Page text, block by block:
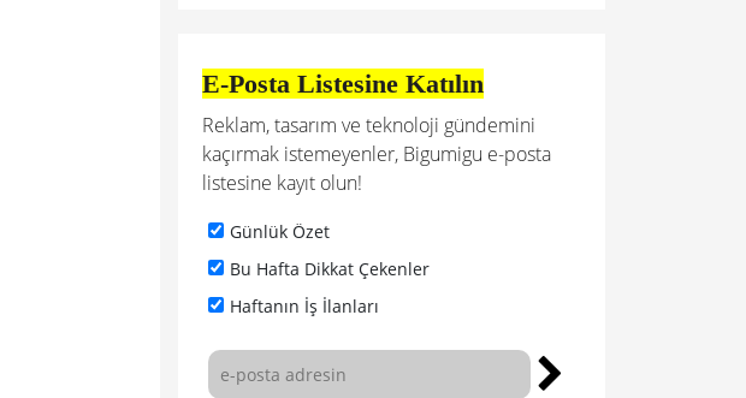
E-Posta Listesine Katılın
Reklam, tasarım ve teknoloji gündemini
kaçırmak istemeyenler, Bigumigu e-posta
listesine kayıt olun!
Günlük Özet
Bu Hafta Dikkat Çekenler
Haftanın İş İlanları